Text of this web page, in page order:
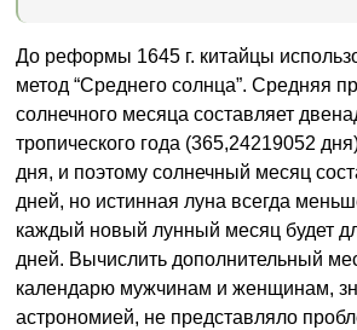
До реформы 1645 г. китайцы
метод “Среднего солнца”. Средняя
солнечного месяца составляет
тропического года (365,24219052
дня, и поэтому солнечный месяц
дней, но истинная луна всегда
каждый новый лунный месяц будет
дней. Вычислить дополнительный
календарю мужчинам и женщинам,
астрономией, не представляло